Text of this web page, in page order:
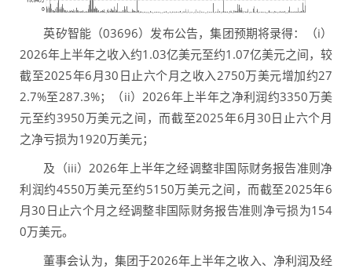
英矽智能（03696）发布公告，集团预期将录得：（i）
2026年上半年之收入约1.03亿美元至约1.07亿美元之间，较
截至2025年6月30日止六个月之收入2750万美元增加约27
2.7%至287.3%；（ii）2026年上半年之净利润约3350万美
元至约3950万美元之间，而截至2025年6月30日止六个月
之净亏损为1920万美元；
及（iii）2026年上半年之经调整非国际财务报告准则净
利润约4550万美元至约5150万美元之间，而截至2025年6
月30日止六个月之经调整非国际财务报告准则净亏损为154
0万美元。
董事会认为，集团于2026年上半年之收入、净利润及经